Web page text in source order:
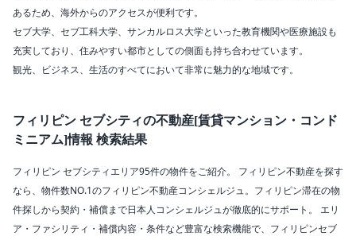
ベッドルーム数
バスルーム数
〜
駐車場有
エアコンつき
あるため、海外からのアクセスが便利です。
セブ大学、セブ工科大学、サンカルロス大学といった教育機関や医療施設も
充実しており、住みやすい都市としての側面も持ち合わせています。
観光、ビジネス、生活のすべてにおいて非常に魅力的な地域です。
フィリピン セブシティの不動産[賃貸マンション・コンド
ミニアム]情報 検索結果
フィリピン セブシティエリア95件の物件をご紹介。 フィリピン不動産を探す
なら、物件数NO.1のフィリピン不動産コンシェルジュ。フィリピン滞在の物
件探しから契約・補償まで日本人コンシェルジュが徹底的にサポート。 エリ
ア・ファシリティ・補償内容・条件など豊富な検索機能で、フィリピンセブ